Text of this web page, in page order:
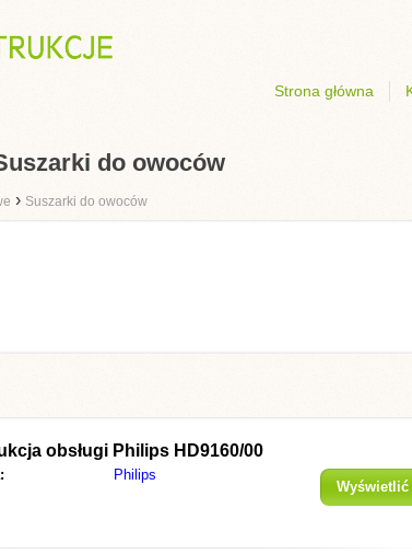
Strona główna
do owoców
› Suszarki do owoców
obsługi Philips HD9160/00
Philips